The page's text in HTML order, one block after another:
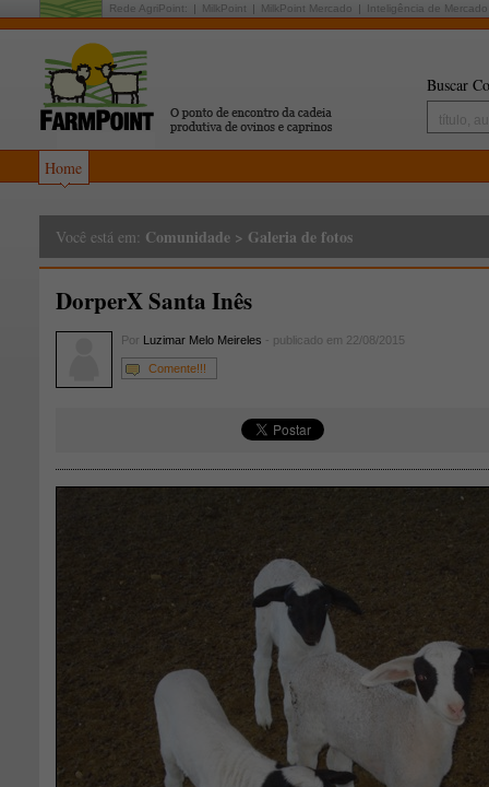
Rede AgriPoint: MilkPoint MilkPoint Mercado Inteligência de Mercado
Buscar
Home
Você está em: Comunidade > Galeria de fotos
DorperX Santa Inês
Por Luzimar Melo Meireles - publicado em 22/08/2015
Comente!!!